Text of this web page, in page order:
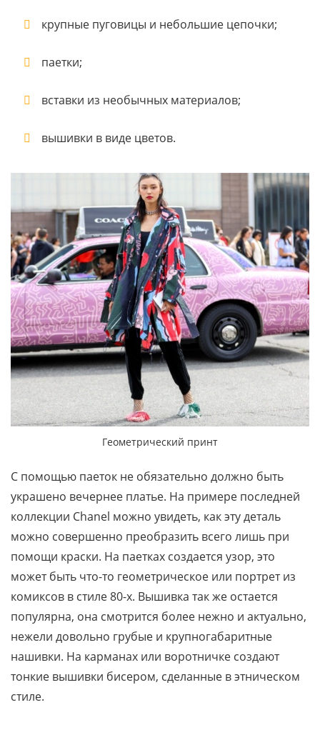
крупные пуговицы и небольшие цепочки;
паетки;
вставки из необычных материалов;
вышивки в виде цветов.
Геометрический принт
С помощью паеток не обязательно должно быть
украшено вечернее платье. На примере последней
коллекции Chanel можно увидеть, как эту деталь
можно совершенно преобразить всего лишь при
помощи краски. На паетках создается узор, это
может быть что-то геометрическое или портрет из
комиксов в стиле 80-х. Вышивка так же остается
популярна, она смотрится более нежно и актуально,
нежели довольно грубые и крупногабаритные
нашивки. На карманах или воротничке создают
тонкие вышивки бисером, сделанные в этническом
стиле.